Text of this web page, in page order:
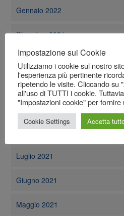
Gennaio 2022
Dicembre 2021
Novembre 2021
Ottobre 2021
Settembre 2021
Agosto 2021
Luglio 2021
Giugno 2021
Maggio 2021
Impostazione sui Cookie
Utilizziamo i cookie sul nostro
l'esperienza più pertinente
ripetendo le visite. Cliccando su
all'uso di TUTTI i cookie.
"Impostazioni cookie" per
Cookie Settings Accetta